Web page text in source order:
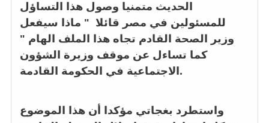
الحديث متمنيا وصول هذا التساؤل
للمسئولين في مصر قائلا " ماذا سيفعل
وزير الصحة القادم تجاه هذا الملف الهام "
كما تساءل عن موقف وزيرة الشؤون
الاجتماعية في الحكومة القادمة.
واستطرد بغجاتي مؤكدا أن هذا الموضوع